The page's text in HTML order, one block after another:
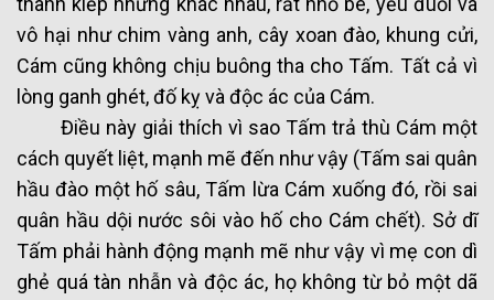
vô hại như chim vàng anh, cây xoan đào, khung cửi,
Cám cũng không chịu buông tha cho Tấm. Tất cả vì
lòng ganh ghét, đố kỵ và độc ác của Cám.
Điều này giải thích vì sao Tấm trả thù Cám một
cách quyết liệt, mạnh mẽ đến như vậy (Tấm sai quân
hầu đào một hố sâu, Tấm lừa Cám xuống đó, rồi sai
quân hầu dội nước sôi vào hố cho Cám chết). Sở dĩ
Tấm phải hành động mạnh mẽ như vậy vì mẹ con dì
ghẻ quá tàn nhẫn và độc ác, họ không từ bỏ một dã